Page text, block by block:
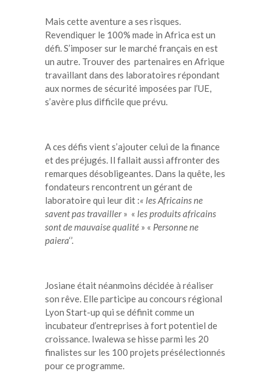
Mais cette aventure a ses risques.
Revendiquer le 100% made in Africa est un
défi. S’imposer sur le marché français en est
un autre. Trouver des partenaires en Afrique
travaillant dans des laboratoires répondant
aux normes de sécurité imposées par l’UE,
s’avère plus difficile que prévu.
A ces défis vient s’ajouter celui de la finance
et des préjugés. Il fallait aussi affronter des
remarques désobligeantes. Dans la quête, les
fondateurs rencontrent un gérant de
laboratoire qui leur dit :« les Africains ne
savent pas travailler» « les produits africains
sont de mauvaise qualité » « Personne ne
paiera‘’.
Josiane était néanmoins décidée à réaliser
son rêve. Elle participe au concours régional
Lyon Start-up qui se définit comme un
incubateur d’entreprises à fort potentiel de
croissance. Iwalewa se hisse parmi les 20
finalistes sur les 100 projets présélectionnés
pour ce programme.